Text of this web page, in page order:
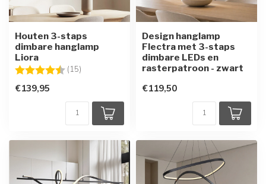
Houten 3-staps
dimbare hanglamp
Liora
Beoordeling: (15)
€139,95
Design hanglamp
Flectra met 3-staps
dimbare LEDs en
rasterpatroon - zwart
€119,50